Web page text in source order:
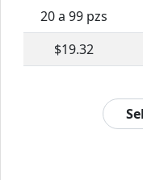
20 a 99 pzs
$19.32